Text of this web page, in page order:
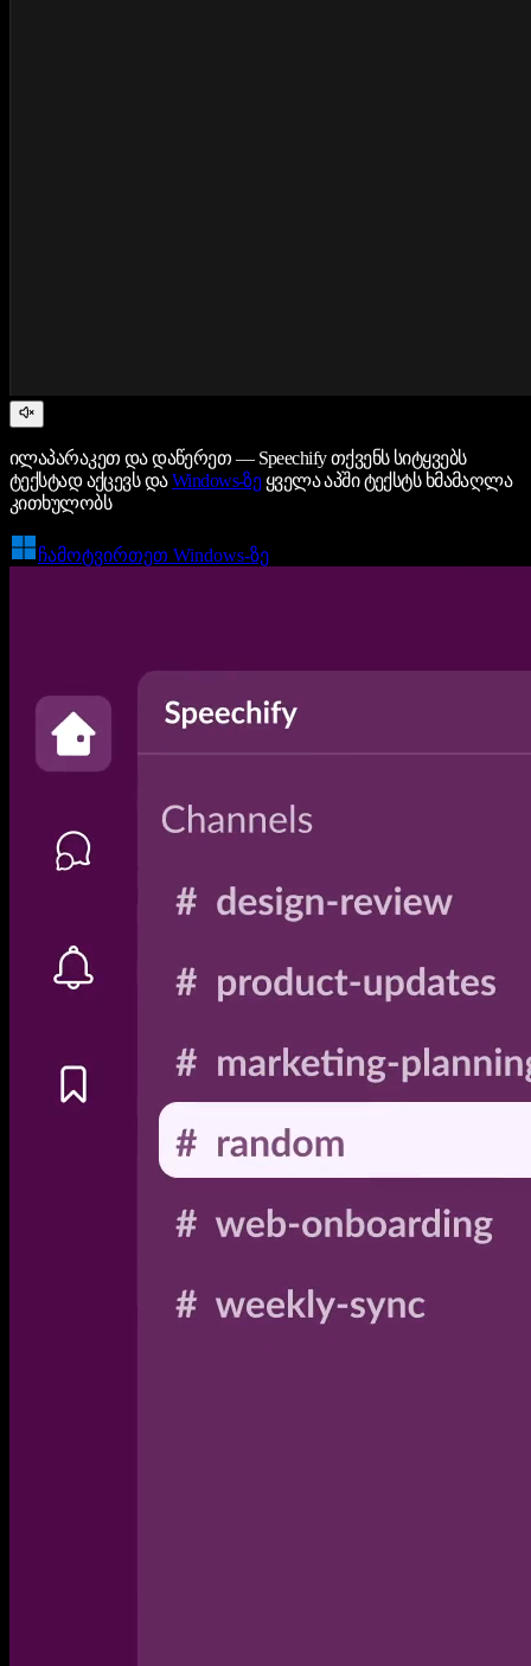
ილაპარაკეთ და დაწერეთ — Speechify თქვენს სიტყვებს
ტექსტად აქცევს დაWindows-ზეყველა აპში ტექსტს ხმამაღლა
კითხულობს
ჩამოტვირთეთ Windows-ზე